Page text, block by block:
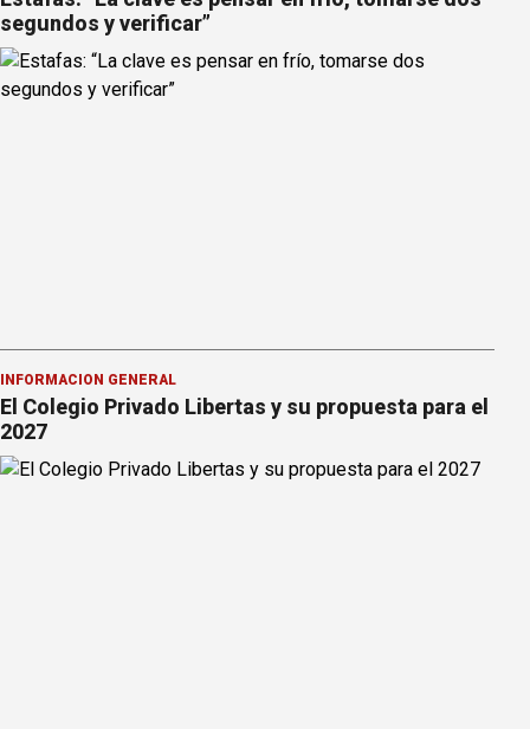
segundos y verificar”
INFORMACION GENERAL
El Colegio Privado Libertas y su propuesta para el
2027